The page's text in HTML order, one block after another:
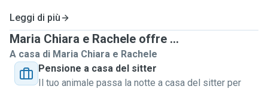
Leggi di più
Maria Chiara e Rachele offre ...
A casa di Maria Chiara e Rachele
Pensione a casa del sitter
Il tuo animale passa la notte a casa del sitter per